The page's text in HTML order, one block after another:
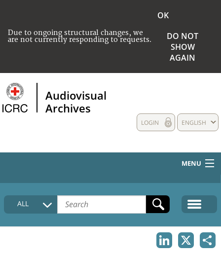
Due to ongoing structural changes, we
are not currently responding to requests.
OK
DO NOT
SHOW
AGAIN
Audiovisual
Archives
ENGLISH
LOGIN
MENU
HOME
COLLECTIONS DESCRIPTION
ALL